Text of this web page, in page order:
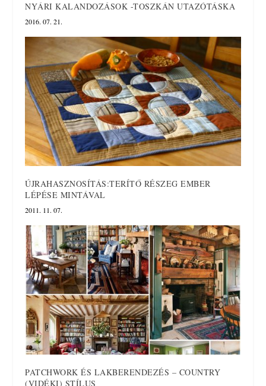
NYÁRI KALANDOZÁSOK -TOSZKÁN UTAZÓTÁSKA
2016. 07. 21.
ÚJRAHASZNOSÍTÁS:TERÍTŐ RÉSZEG EMBER
LÉPÉSE MINTÁVAL
2011. 11. 07.
PATCHWORK ÉS LAKBERENDEZÉS – COUNTRY
(VIDÉKI) STÍLUS